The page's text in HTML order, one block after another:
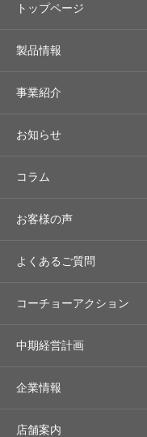
トップページ
製品情報
事業紹介
お知らせ
コラム
お客様の声
よくあるご質問
コーチョーアクション
中期経営計画
企業情報
店舗案内